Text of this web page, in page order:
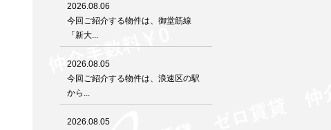
2026.08.06
今回ご紹介する物件は、御堂筋線
「新大...
2026.08.05
今回ご紹介する物件は、浪速区の駅
から...
2026.08.05